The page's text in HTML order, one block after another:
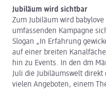
Jubiläum wird sichtbar
Zum Jubiläum wird
umfassenden Kampagne
Slogan „In Erfahrung
auf einer breiten
hin zu Events. In den dm
Juli die Jubiläumswelt
vielen Angeboten, einem